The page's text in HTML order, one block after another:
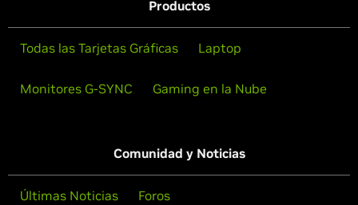
Productos
Todas las Tarjetas Gráficas Laptop
Monitores G-SYNC Gaming en la Nube
Comunidad y Noticias
Últimas Noticias Foros